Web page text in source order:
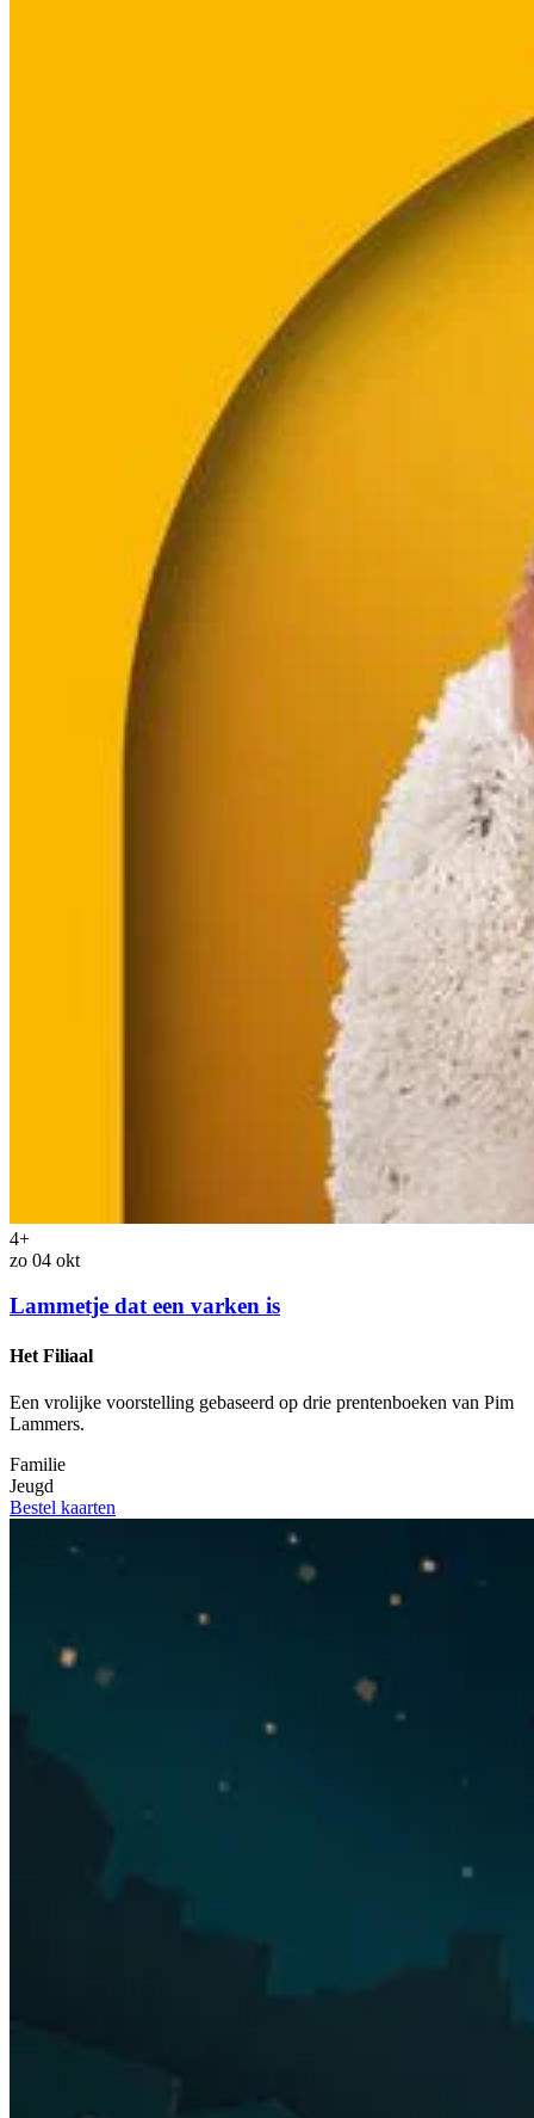
4+
zo 04 okt
Lammetje dat een varken is
Het Filiaal
Een vrolijke voorstelling gebaseerd op drie prentenboeken van Pim
Lammers.
Familie
Jeugd
Bestel kaarten